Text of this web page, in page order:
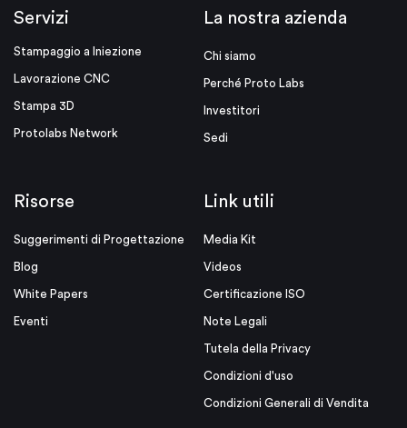
Servizi
Stampaggio a Iniezione
Lavorazione CNC
Stampa 3D
Protolabs Network
La nostra azienda
Chi siamo
Perché Proto Labs
Investitori
Sedi
Risorse
Suggerimenti di Progettazione
Blog
White Papers
Eventi
Link utili
Media Kit
Videos
Certificazione ISO
Note Legali
Tutela della Privacy
Condizioni d'uso
Condizioni Generali di Vendita